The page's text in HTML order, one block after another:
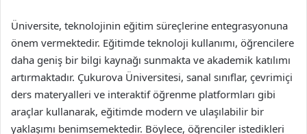
Üniversite, teknolojinin eğitim süreçlerine entegrasyonuna
önem vermektedir. Eğitimde teknoloji kullanımı, öğrencilere
daha geniş bir bilgi kaynağı sunmakta ve akademik katılımı
artırmaktadır. Çukurova Üniversitesi, sanal sınıflar, çevrimiçi
ders materyalleri ve interaktif öğrenme platformları gibi
araçlar kullanarak, eğitimde modern ve ulaşılabilir bir
yaklaşımı benimsemektedir. Böylece, öğrenciler istedikleri